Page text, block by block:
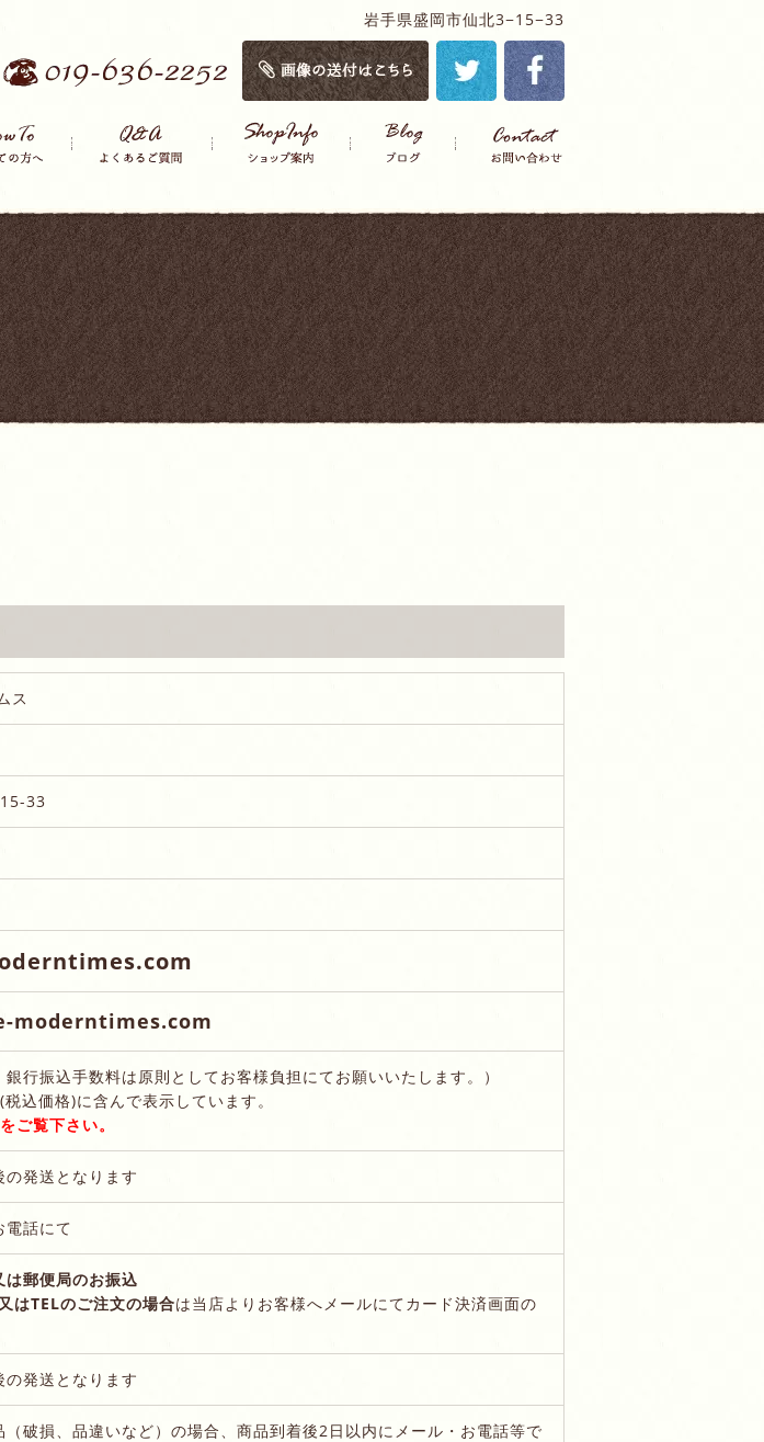
岩手県盛岡市仙北3−15−33
ス
33
moderntimes.com
行振込手数料は原則としてお客様負担にてお願いいたします。）
込価格)に含んで表示しています。
ご覧下さい。
発送となります
電話にて
郵便局のお振込
はTELのご注文の場合は当店よりお客様へメールにてカード決済画面の
発送となります
破損、品違いなど）の場合、商品到着後2日以内にメール・お電話等で